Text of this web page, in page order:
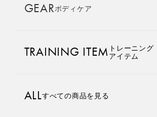
COLUMN
LARGE ORDER⼤⼝注⽂窓⼝
MULTI EMS
GEARボディケア
TRAINING ITEM トレーニング
アイテム
ALLすべての商品を見る
手軽に、パワフルに、進化。